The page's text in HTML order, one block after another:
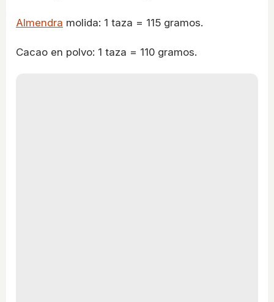
Almendra molida: 1 taza = 115 gramos.
Cacao en polvo: 1 taza = 110 gramos.